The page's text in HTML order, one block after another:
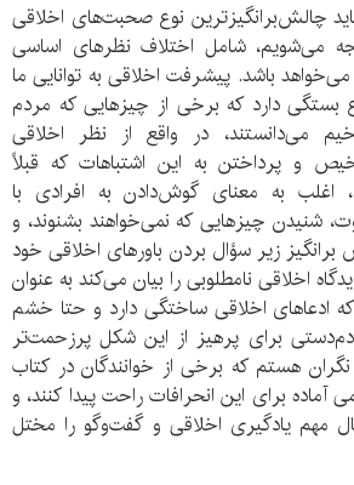
چالش‌برانگیزترین نوع صحبت‌های اخلاقی
می‌شویم، شامل اختلاف نظرهای اساسی
می‌خواهد باشد. پیشرفت اخلاقی به توانایی ما
دارد که برخی از چیزهایی که مردم
می‌دانستند، در واقع از نظر اخلاقی
و پرداختن به این اشتباهات که قبلاً
اغلب به معنای گوش‌دادن به افرادی با
شنیدن چیزهایی که نمی‌خواهند بشنوند، و
زیر سؤال بردن باورهای اخلاقی خود
اخلاقی نامطلوبی را بیان می‌کند به عنوان
ادعاهای اخلاقی ساختگی دارد و حتا خشم
برای پرهیز از این شکل پرزحمت‌تر
هستم که برخی از خوانندگان در کتاب
برای این انحرافات راحت پیدا کنند، و
مهم یادگیری اخلاقی و گفت‌وگو را مختل